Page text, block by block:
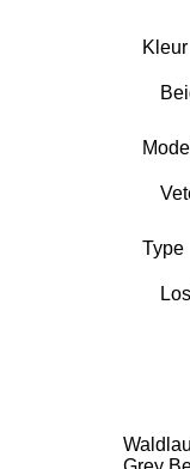
Kleur
Model
Type